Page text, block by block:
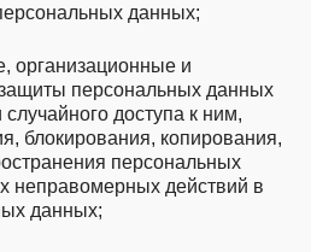
данных;
организационные и
персональных данных
доступа к ним,
блокирования, копирования,
персональных
неправомерных действий в
данных;